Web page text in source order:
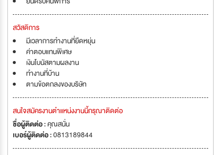
สวัสดิการ
มีเวลาการทำงานที่ยืดหยุ่น
ค่าตอบแทนพิเศษ
เงินโบนัสตามผลงาน
ทำงานที่บ้าน
ตามข้อตกลงของบริษัท
สนใจสมัครงานตำแหน่งงานนี้กรุณาติดต่อ
ชื่อผู้ติดต่อ :คุณสนั่น
เบอร์ผู้ติดต่อ :0813189844